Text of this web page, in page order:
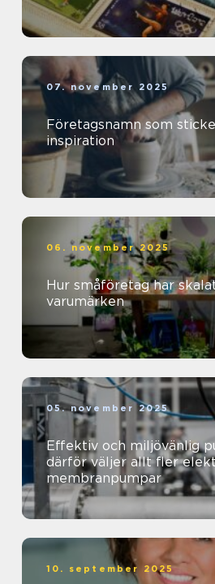
07. november 2025
Företagsnamn som
inspiration
06. november 2025
Hur småföretag har
varumärken
05. november 2025
Effektiv och miljövänlig
därför väljer allt fler
membranpumpar
10. september 2025